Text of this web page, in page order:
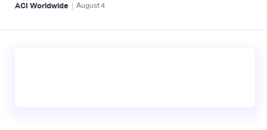
ACI Worldwide | August4